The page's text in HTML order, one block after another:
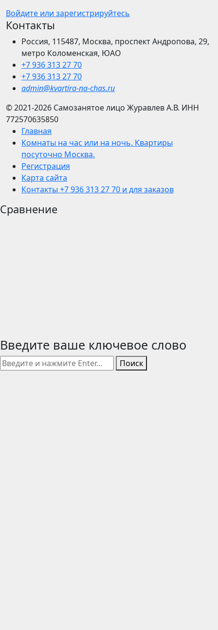
Войдите или зарегистрируйтесь
Контакты
Россия, 115487, Москва, проспект Андропова, 29,
метро Коломенская, ЮАО
+7 936 313 27 70
+7 936 313 27 70
admin@kvartira-na-chas.ru
© 2021-2026 Самозанятое лицо Журавлев А.В. ИНН
772570635850
Главная
Комнаты на час или на ночь. Квартиры
посуточно Москва.
Регистрация
Карта сайта
Контакты +7 936 313 27 70 и для заказов
Сравнение
Введите ваше ключевое слово
Поиск